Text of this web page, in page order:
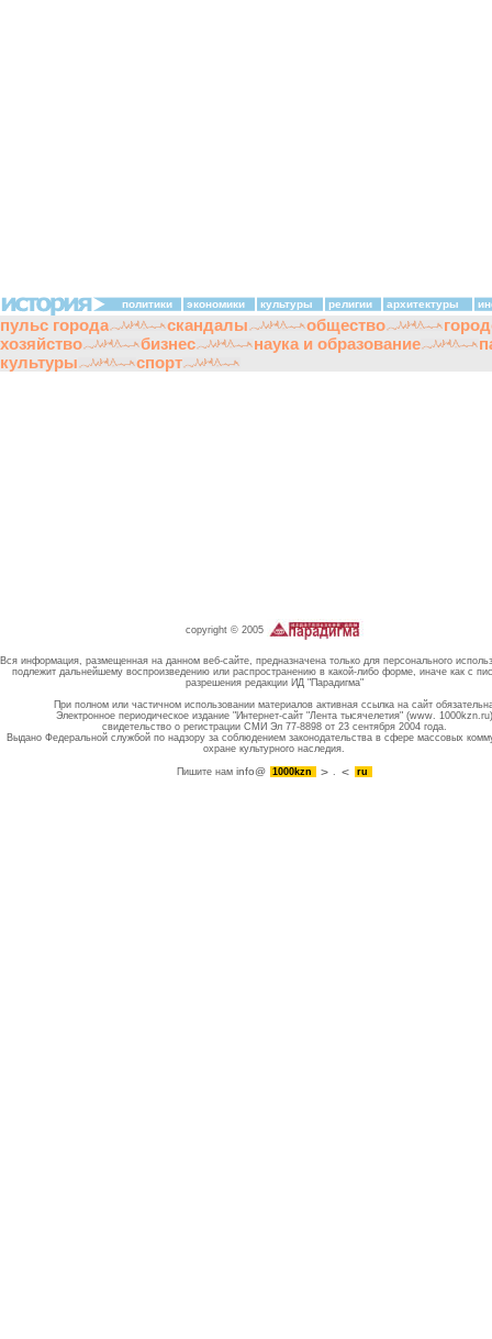
политики экономики культуры религии архитектуры
пульс города скандалы общество
хозяйство
бизнес наука и образование
культуры
спорт
copyright © 2005
Вся информация, размещенная на данном веб-сайте, предназначена только для персонального
подлежит дальнейшему воспроизведению или распространению в какой-либо форме, иначе как с
разрешения редакции ИД "Парадигма"
При полном или частичном использовании материалов активная ссылка на сайт
Электронное периодическое издание "Интернет-сайт "Лента тысячелетия" (www. 1000kzn.ru)
свидетельство о регистрации СМИ Эл 77-8898 от 23 сентября 2004 года.
Выдано Федеральной службой по надзору за соблюдением законодательства в сфере массовых
охране культурного наследия.
Пишите намinfo@ 1000kzn . ru